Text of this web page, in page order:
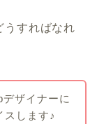
うすればなれ
ザイナーに
スします♪